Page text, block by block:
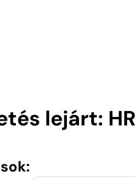
lejárt: